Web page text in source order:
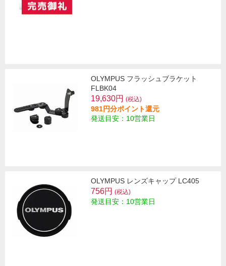
OLYMPUS フラッシュブラケット
FLBK04
19,630円 (税込)
981円分ポイント還元
発送目安：10営業日
OLYMPUS レンズキャップ LC405
756円 (税込)
発送目安：10営業日